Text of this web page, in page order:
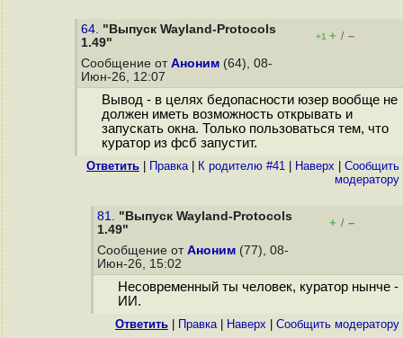
64. "Выпуск Wayland-Protocols
1.49"
+1 + / –
Сообщение от Аноним (64), 08-
Июн-26, 12:07
Вывод - в целях бедопасности юзер вообще не
должен иметь возможность открывать и
запускать окна. Только пользоваться тем, что
куратор из фсб запустит.
Ответить Правка| К родителю #41 Наверх
Cообщить
модератору
81. "Выпуск Wayland-Protocols
1.49"
+ / –
Сообщение от Аноним (77), 08-
Июн-26, 15:02
Несовременный ты человек, куратор нынче -
ИИ.
Ответить Правка| Наверх Cообщить модератору